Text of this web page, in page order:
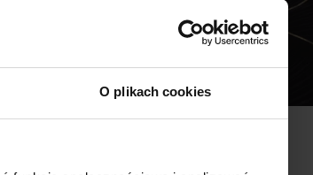
O plikach cookies